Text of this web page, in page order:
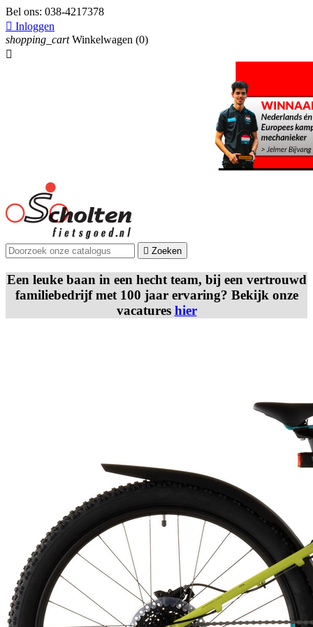
Bel ons: 038-4217378
 Inloggen
shopping_cart Winkelwagen (0)

 Zoeken
Een leuke baan in een hecht team, bij een vertrouwd
familiebedrijf met 100 jaar ervaring? Bekijk onze
vacatures hier